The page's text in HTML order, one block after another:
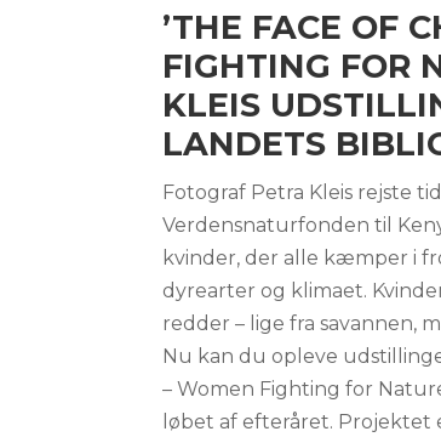
’THE FACE OF
FIGHTING FOR
KLEIS
LANDETS
Fotograf Petra Kleis rejste
Verdensnaturfonden til
kvinder, der alle kæmper i
dyrearter og klimaet.
redder – lige fra savannen,
Nu kan du opleve
– Women Fighting for
løbet af efteråret.